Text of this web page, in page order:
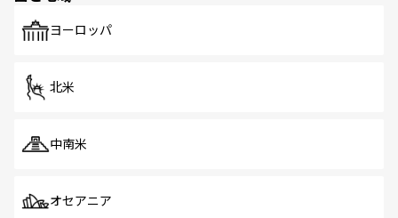
で、ホーカーズは地元の風情を楽しめる外せないスポット
ヨーロッパ
北米
中南米
オセアニア